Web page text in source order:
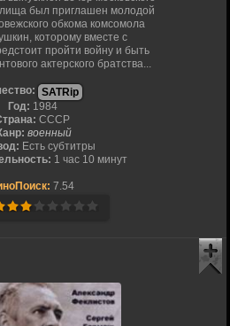
был приглашен молодой
обкома комсомола
которому вместе с
пройти войну и быть
актерского братства...
SATRip
Год: 1984
СССР
военный
Есть субтитры
1 час 10 минут
7.54